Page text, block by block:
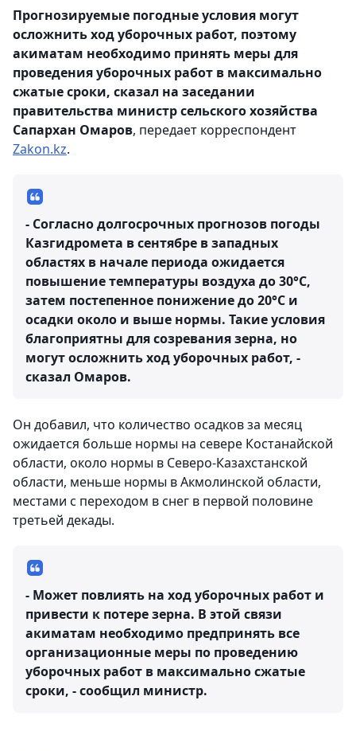
Прогнозируемые погодные условия могут
осложнить ход уборочных работ, поэтому
акиматам необходимо принять меры для
проведения уборочных работ в максимально
сжатые сроки, сказал на заседании
правительства министр сельского хозяйства
Сапархан Омаров, передает корреспондент
Zakon.kz.
- Согласно долгосрочных прогнозов погоды
Казгидромета в сентябре в западных
областях в начале периода ожидается
повышение температуры воздуха до 30°С,
затем постепенное понижение до 20°С и
осадки около и выше нормы. Такие условия
благоприятны для созревания зерна, но
могут осложнить ход уборочных работ, -
сказал Омаров.
Он добавил, что количество осадков за месяц
ожидается больше нормы на севере Костанайской
области, около нормы в Северо-Казахстанской
области, меньше нормы в Акмолинской области,
местами с переходом в снег в первой половине
третьей декады.
- Может повлиять на ход уборочных работ и
привести к потере зерна. В этой связи
акиматам необходимо предпринять все
организационные меры по проведению
уборочных работ в максимально сжатые
сроки, - сообщил министр.